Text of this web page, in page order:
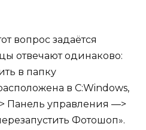
вопрос задаётся
отвечают одинаково:
в папку
в C:Windows,
Панель управления —>
Фотошоп».